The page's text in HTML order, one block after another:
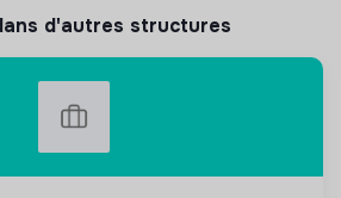
d'autres structures